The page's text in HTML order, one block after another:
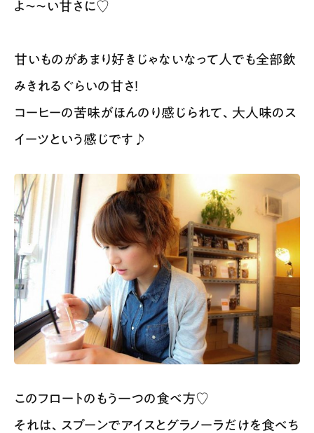
よ〜〜い甘さに♡
甘いものがあまり好きじゃないなって人でも全部飲
みきれるぐらいの甘さ！
コーヒーの苦味がほんのり感じられて、大人味のス
イーツという感じです♪
このフロートのもう一つの食べ方♡
それは、スプーンでアイスとグラノーラだけを食べち